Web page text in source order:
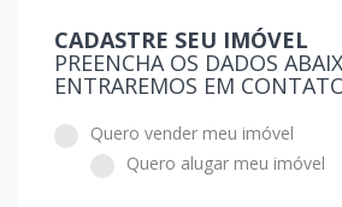
CADASTRE SEU IMÓVEL
PREENCHA OS DADOS
ENTRAREMOS EM
Quero vender meu imóvel
Quero alugar meu imóvel